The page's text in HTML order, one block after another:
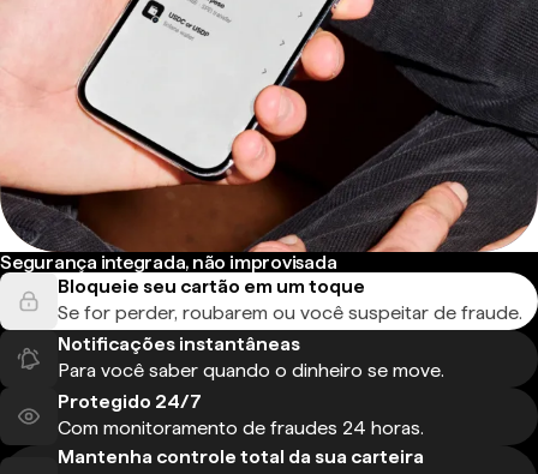
Segurança integrada, não improvisada
Bloqueie seu cartão em um toque
Se for perder, roubarem ou você suspeitar de fraude.
Notificações instantâneas
Para você saber quando o dinheiro se move.
Protegido 24/7
Com monitoramento de fraudes 24 horas.
Mantenha controle total da sua carteira